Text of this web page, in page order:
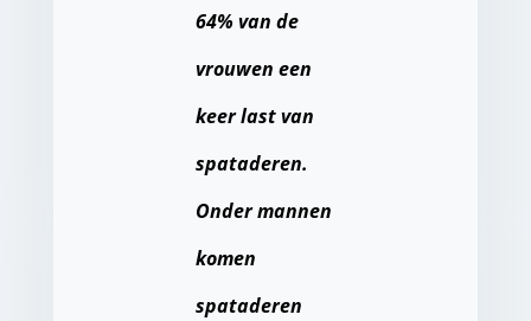
64% van de
vrouwen een
keer last van
spataderen.
Onder mannen
komen
spataderen